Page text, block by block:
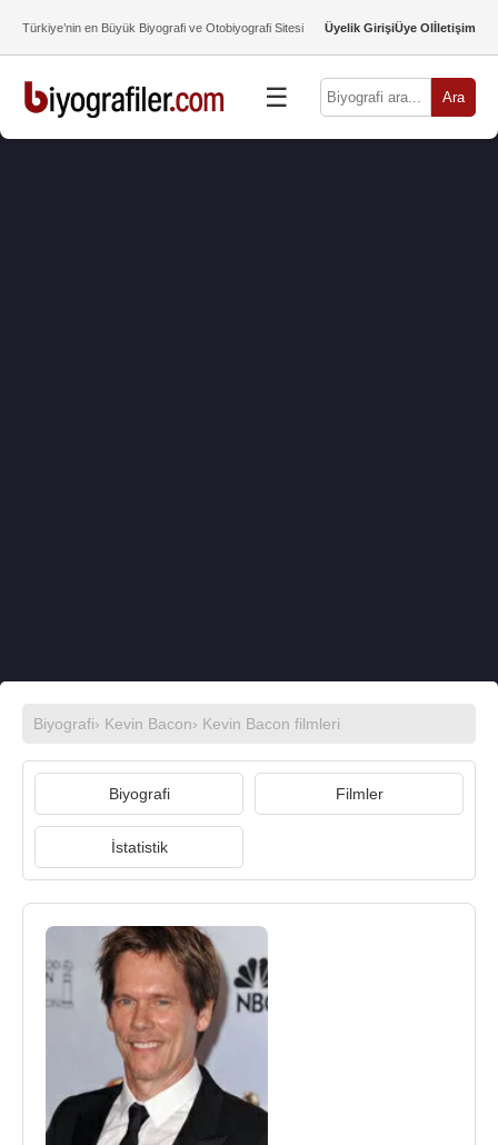
Türkiye’nin en Büyük Biyografi ve Otobiyografi Sitesi Üyelik GirişiÜye Olİletişim
☰ Ara
Biyografi› Kevin Bacon› Kevin Bacon filmleri
Biyografi Filmler
İstatistik